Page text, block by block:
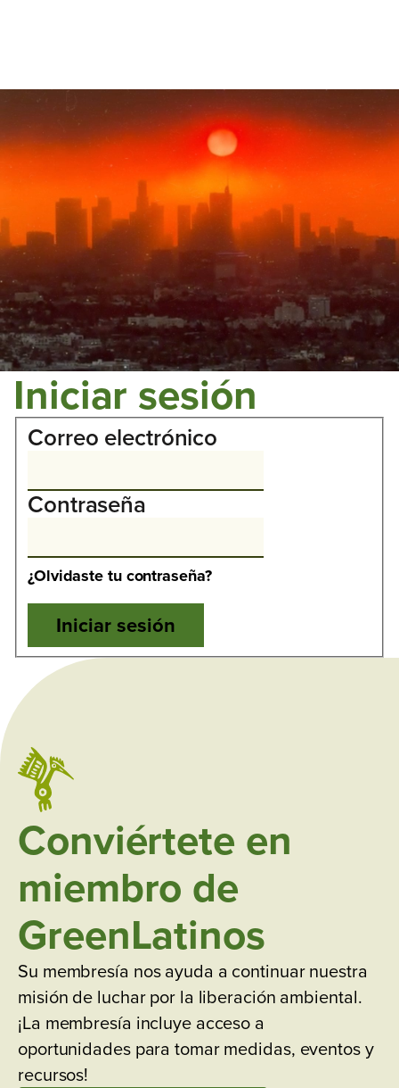
Iniciar sesión
Correo electrónico
Contraseña
¿Olvidaste tu contraseña?
Conviértete en
miembro de
GreenLatinos
Su membresía nos ayuda a continuar nuestra
misión de luchar por la liberación ambiental.
¡La membresía incluye acceso a
oportunidades para tomar medidas, eventos y
recursos!